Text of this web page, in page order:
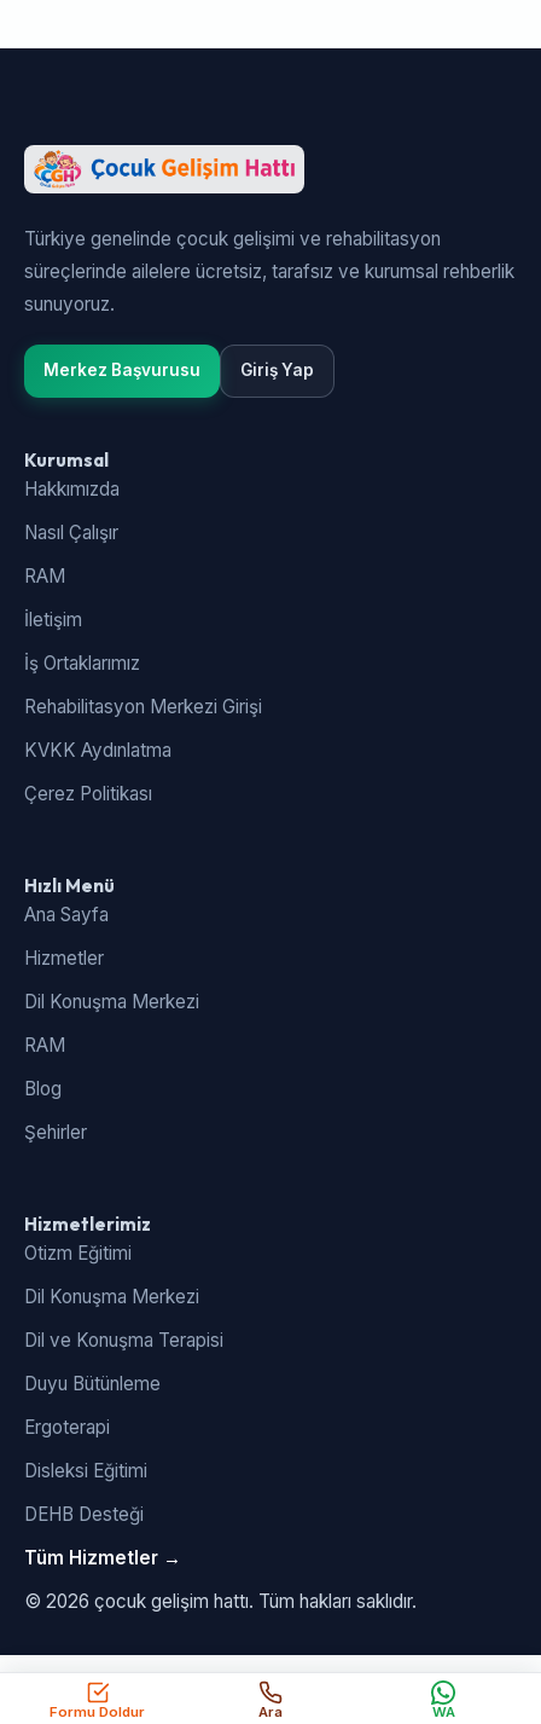
Formu Doldur Ara WA
Türkiye genelinde çocuk gelişimi ve rehabilitasyon
süreçlerinde ailelere ücretsiz, tarafsız ve kurumsal rehberlik
sunuyoruz.
Merkez Başvurusu Giriş Yap
Kurumsal
Hakkımızda
Nasıl Çalışır
RAM
İletişim
İş Ortaklarımız
Rehabilitasyon Merkezi Girişi
KVKK Aydınlatma
Çerez Politikası
Hızlı Menü
Ana Sayfa
Hizmetler
Dil Konuşma Merkezi
RAM
Blog
Şehirler
Hizmetlerimiz
Otizm Eğitimi
Dil Konuşma Merkezi
Dil ve Konuşma Terapisi
Duyu Bütünleme
Ergoterapi
Disleksi Eğitimi
DEHB Desteği
Tüm Hizmetler →
© 2026 çocuk gelişim hattı. Tüm hakları saklıdır.